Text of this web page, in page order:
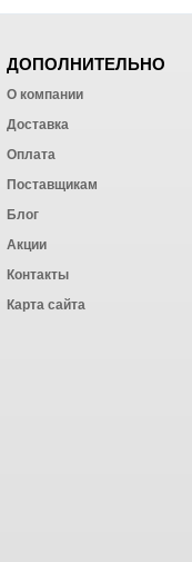
работ
ДОПОЛНИТЕЛЬНО
О компании
Доставка
Оплата
Поставщикам
Блог
Акции
Контакты
Карта сайта